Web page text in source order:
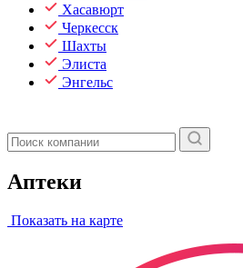
Хасавюрт
Черкесск
Шахты
Элиста
Энгельс
Аптеки
Показать на карте